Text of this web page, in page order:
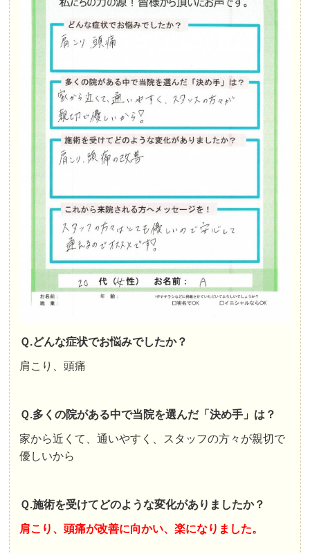
Ｑ.どんな症状でお悩みでしたか？
肩こり、頭痛
Ｑ.多くの院がある中で当院を選んだ「決め手」は？
家から近くて、通いやすく、スタッフの方々が親切で
優しいから
Ｑ.施術を受けてどのような変化がありましたか？
肩こり、頭痛が改善に向かい、楽になりました。